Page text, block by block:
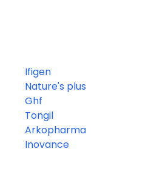
Ifigen
Nature's plus
Ghf
Tongil
Arkopharma
Inovance